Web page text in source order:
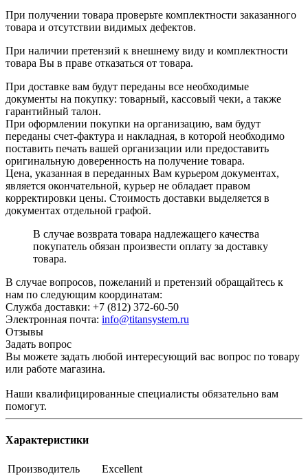
При получении товара проверьте комплектности заказанного
товара и отсутствии видимых дефектов.
При наличии претензий к внешнему виду и комплектности
товара Вы в праве отказаться от товара.
При доставке вам будут переданы все необходимые
документы на покупку: товарный, кассовый чеки, а также
гарантийный талон.
При оформлении покупки на организацию, вам будут
переданы счет-фактура и накладная, в которой необходимо
поставить печать вашей организации или предоставить
оригинальную доверенность на получение товара.
Цена, указанная в переданных Вам курьером документах,
является окончательной, курьер не обладает правом
корректировки цены. Стоимость доставки выделяется в
документах отдельной графой.
В случае возврата товара надлежащего качества
покупатель обязан произвести оплату за доставку
товара.
В случае вопросов, пожеланий и претензий обращайтесь к
нам по следующим координатам:
Служба доставки: +7 (812) 372-60-50
Электронная почта: info@titansystem.ru
Отзывы
Задать вопрос
Вы можете задать любой интересующий вас вопрос по товару
или работе магазина.
Наши квалифицированные специалисты обязательно вам
помогут.
Характеристики
Производитель
Excellent